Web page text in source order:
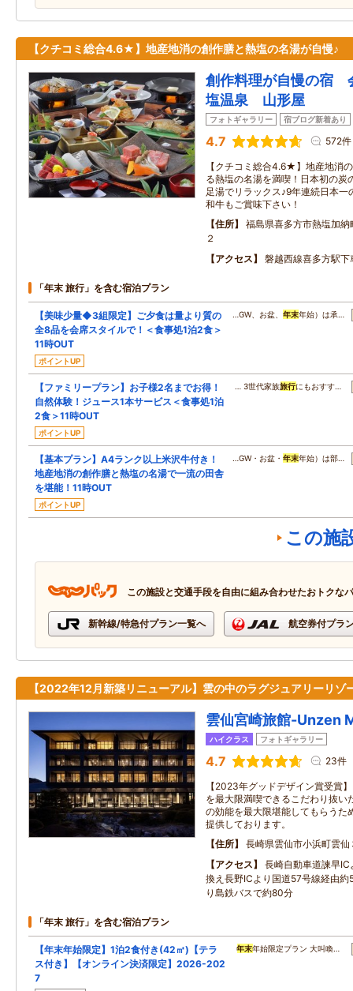
【クチコミ総合4.6★】地産地消の創作膳と熱塩の名湯が自慢♪
創作料理が自慢の
塩温泉 山形屋
フォトギャラリー 宿ブログ新着あり
4.7 572件
【クチコミ総合4.6★】地産地消
る熱塩の名湯を満喫！日本初の炭
足湯でリラックス♪9年連続日本
和牛もご賞味下さい！
住所
福島県喜多方市熱塩加
２
アクセス
磐越西線喜多方駅
「年末 旅行」を含む宿泊プラン
【美味少量◆3組限定】ご夕食は量より質の
全8品を会席スタイルで！＜食事処1泊2食＞
11時OUT
ポイントUP
…GW、お盆、 年末年始）は承…
【ファミリープラン】お子様2名までお得！
自然体験！ジュース1本サービス＜食事処1泊
2食＞11時OUT
ポイントUP
… 3世代家族旅行にもおすす…
【基本プラン】A4ランク以上米沢牛付き！
地産地消の創作膳と熱塩の名湯で一流の田舎
を堪能！11時OUT
ポイントUP
…GW・お盆・ 年末年始）は部…
この施
この施設と交通手段を自由に組み合わせたおトクな
新幹線/特急付プラン一覧へ 航空券付プラ
【2022年12月新築リニューアル】雲の中のラグジュアリーリゾ
雲仙宮崎旅館-Unzen
ハイクラス フォトギャラリー
4.7 23件
【2023年グッドデザイン賞受賞
を最大限満喫できるこだわり抜い
の効能を最大限堪能してもらうた
提供しております。
住所
長崎県雲仙市小浜町雲仙
アクセス
長崎自動車道諫早
換え長野ICより国道57号線経由
り島鉄バスで約80分
「年末 旅行」を含む宿泊プラン
【年末年始限定】1泊2食付き(42㎡)【テラ
ス付き】【オンライン決済限定】2026-202
7
年末年始限定プラン 大叫喚…